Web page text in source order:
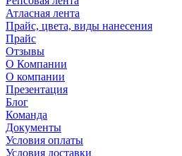
Атласная лента
Прайс, цвета, виды нанесения
Прайс
Отзывы
О Компании
О компании
Презентация
Блог
Команда
Документы
Условия оплаты
Условия доставки